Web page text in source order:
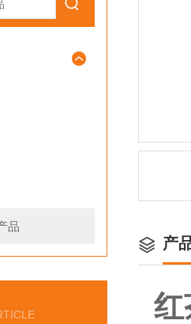
品
产
红